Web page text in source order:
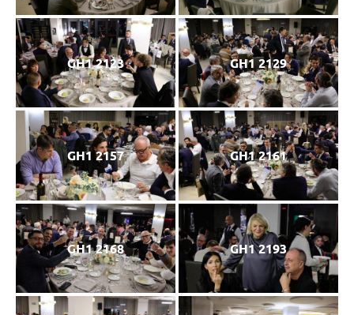
GH1 2123 GH1 2129
GH1 2157 GH1 2161
GH1 2168 GH1 2193